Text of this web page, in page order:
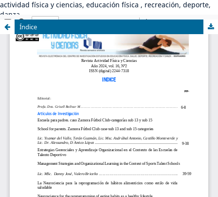
actividad física y ciencias, educación física , recreación, deporte,
danza
Índice